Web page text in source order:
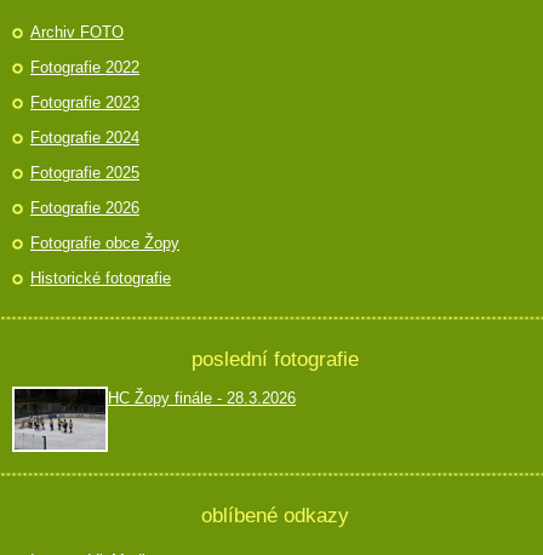
Archiv FOTO
Fotografie 2022
Fotografie 2023
Fotografie 2024
Fotografie 2025
Fotografie 2026
Fotografie obce Žopy
Historické fotografie
poslední fotografie
HC Žopy finále - 28.3.2026
oblíbené odkazy